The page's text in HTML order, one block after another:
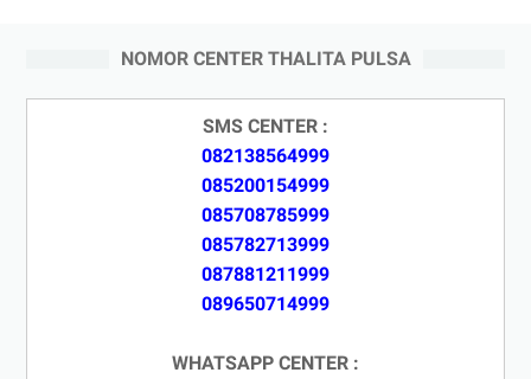
NOMOR CENTER THALITA PULSA
SMS CENTER :
082138564999
085200154999
085708785999
085782713999
087881211999
089650714999
WHATSAPP CENTER :